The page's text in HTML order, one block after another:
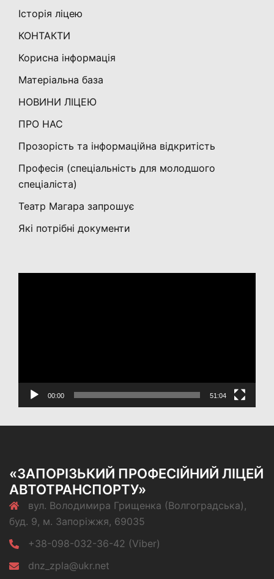
Історія ліцею
КОНТАКТИ
Корисна інформація
Матеріальна база
НОВИНИ ЛІЦЕЮ
ПРО НАС
Прозорість та інформаційна відкритість
Професія (спеціальність для молодшого
спеціаліста)
Театр Магара запрошує
Які потрібні документи
00:00 51:04
«ЗАПОРІЗЬКИЙ ПРОФЕСІЙНИЙ ЛІЦЕЙ
АВТОТРАНСПОРТУ»
вул. Володимира Грищенка (Волгоградська),
буд. 9, м. Запоріжжя, 69035
+38-098-032-36-42 (Viber)
dnz_zpla@ukr.net